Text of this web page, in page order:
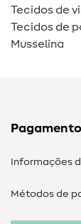
Tecidos de
Tecidos de
Musselina
Informações
Métodos de